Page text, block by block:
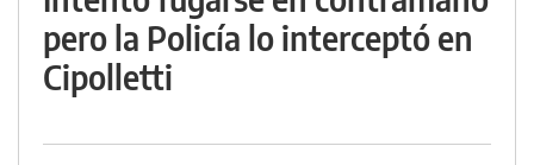
pero la Policía lo interceptó en
Cipolletti